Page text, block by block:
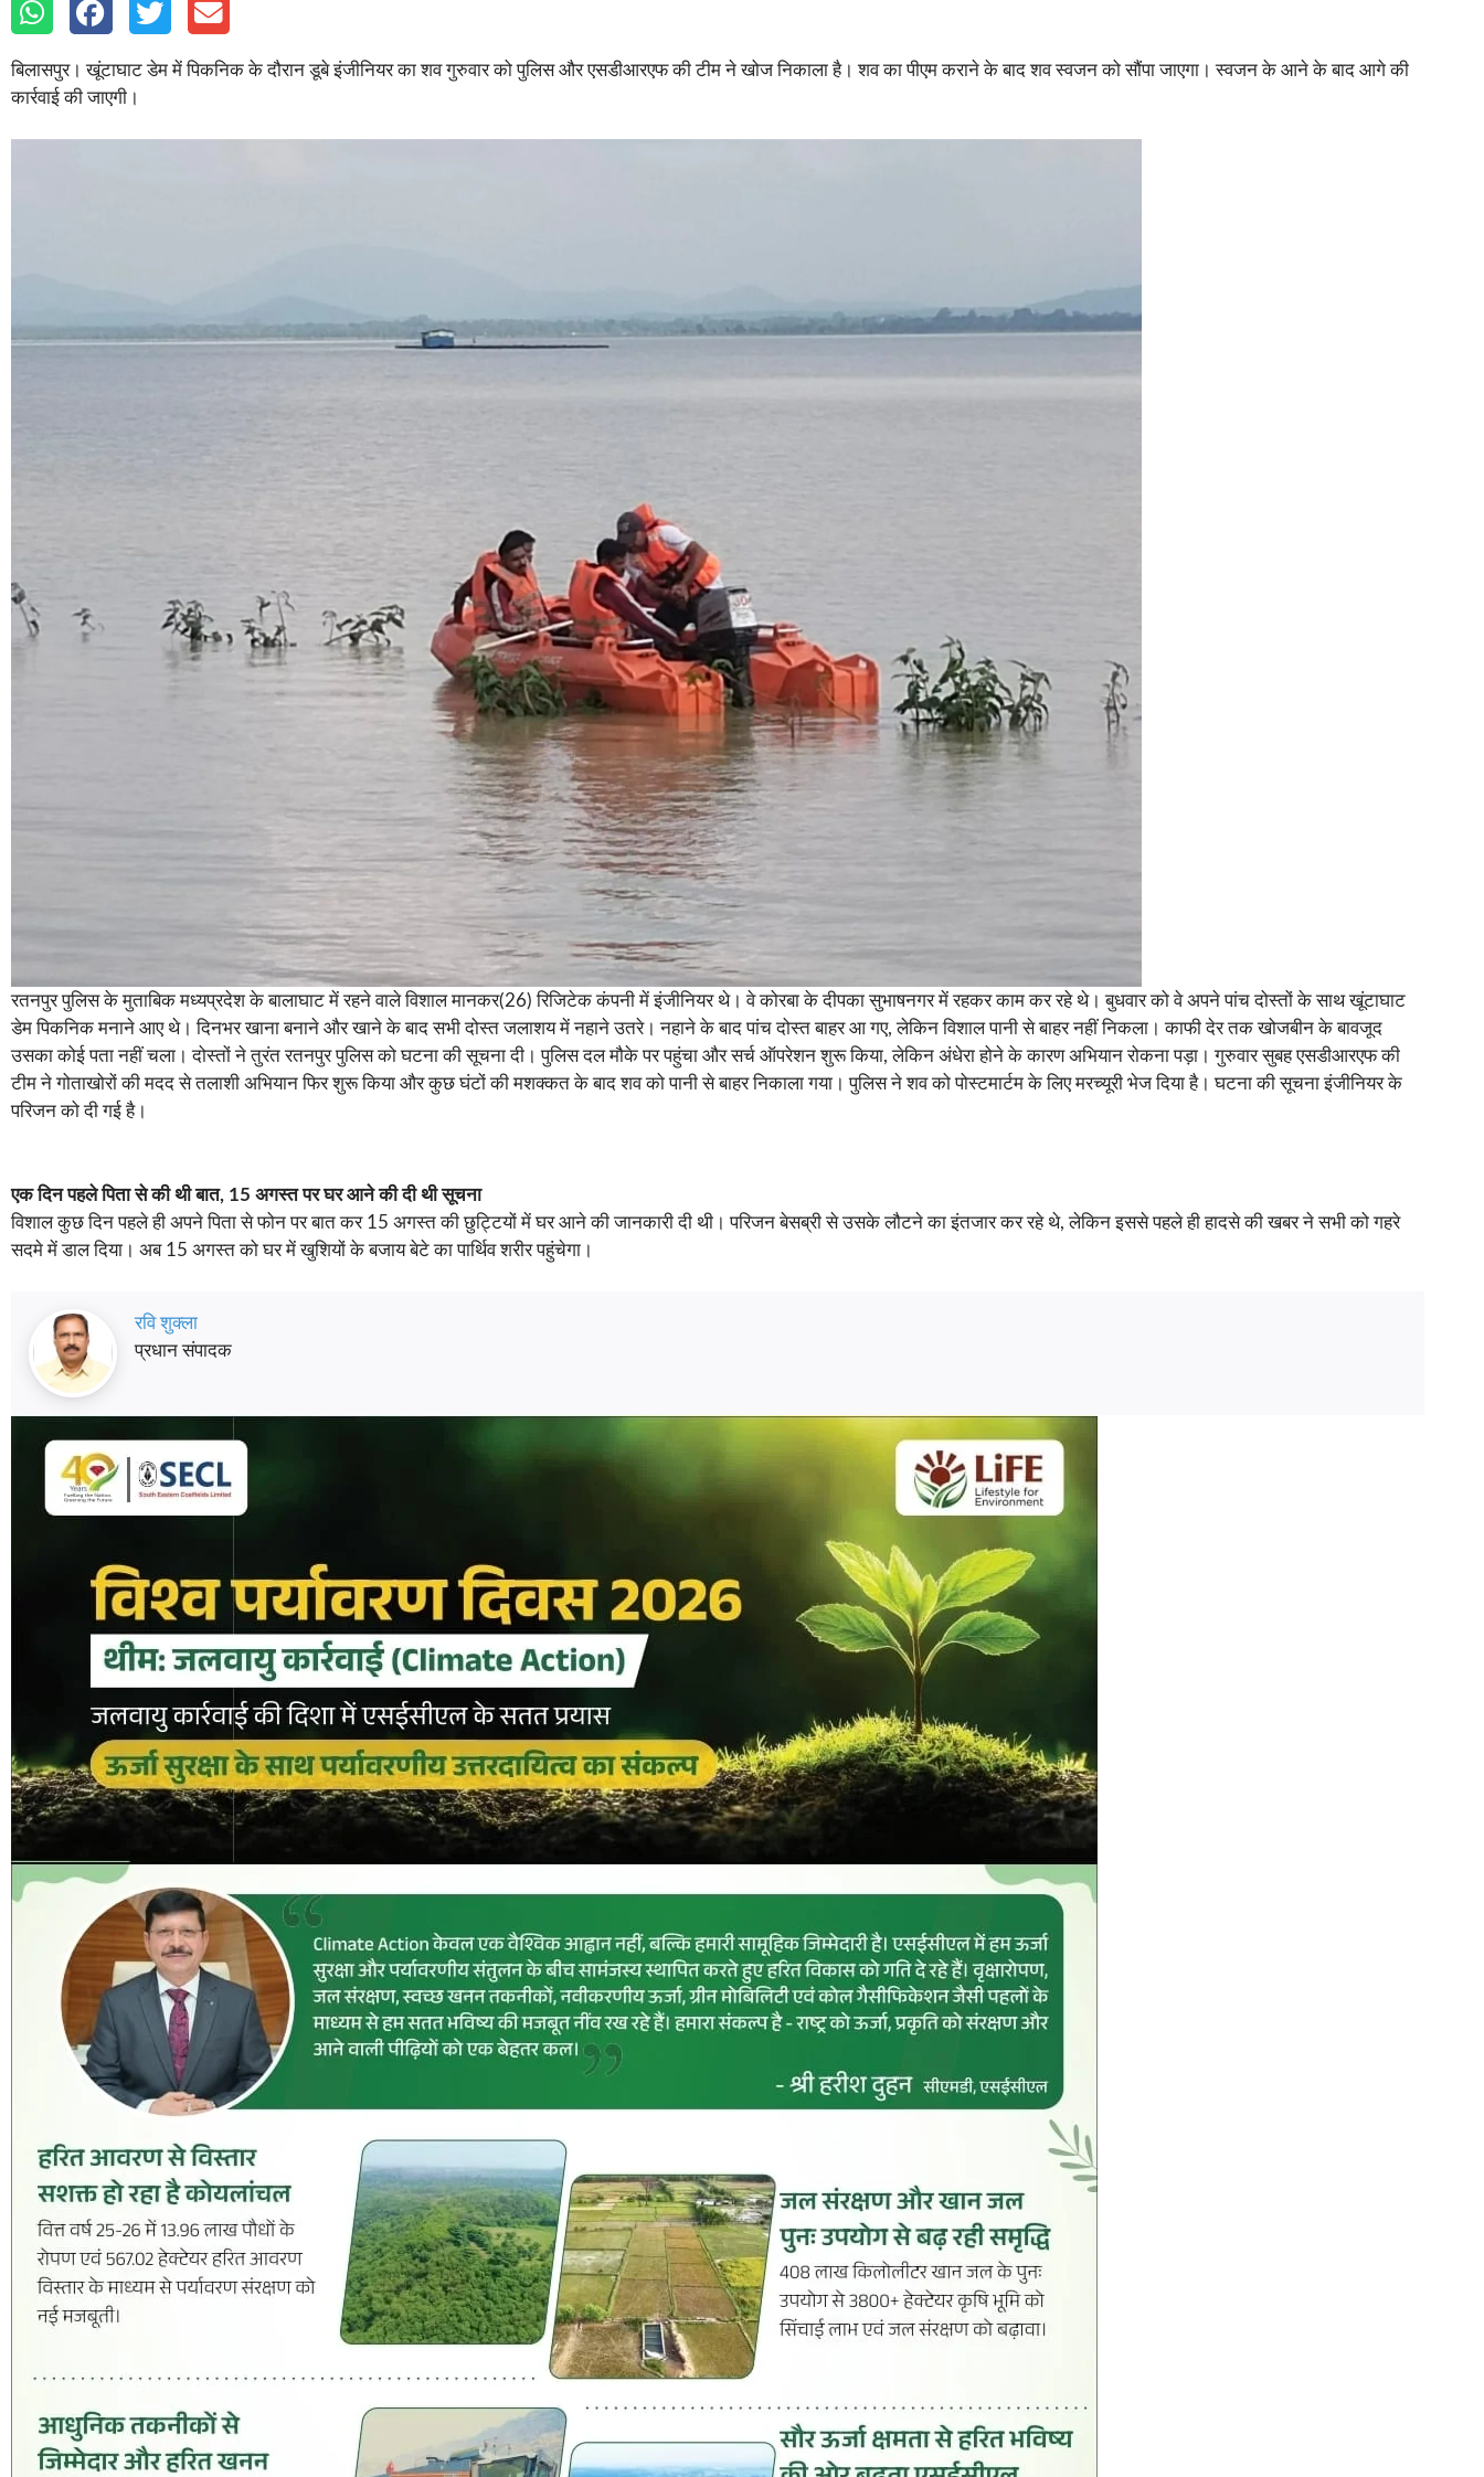
बिलासपुर। खूंटाघाट डेम में पिकनिक के दौरान डूबे इंजीनियर का शव गुरुवार को पुलिस और एसडीआरएफ की टीम ने खोज निकाला है। शव का पीएम कराने के बाद शव स्वजन को सौंपा जाएगा। स्वजन के आने के बाद आगे की
कार्रवाई की जाएगी।
रतनपुर पुलिस के मुताबिक मध्यप्रदेश के बालाघाट में रहने वाले विशाल मानकर(26) रिजिटेक कंपनी में इंजीनियर थे। वे कोरबा के दीपका सुभाषनगर में रहकर काम कर रहे थे। बुधवार को वे अपने पांच दोस्तों के साथ खूंटाघाट
डेम पिकनिक मनाने आए थे। दिनभर खाना बनाने और खाने के बाद सभी दोस्त जलाशय में नहाने उतरे। नहाने के बाद पांच दोस्त बाहर आ गए, लेकिन विशाल पानी से बाहर नहीं निकला। काफी देर तक खोजबीन के बावजूद
उसका कोई पता नहीं चला। दोस्तों ने तुरंत रतनपुर पुलिस को घटना की सूचना दी। पुलिस दल मौके पर पहुंचा और सर्च ऑपरेशन शुरू किया, लेकिन अंधेरा होने के कारण अभियान रोकना पड़ा। गुरुवार सुबह एसडीआरएफ की
टीम ने गोताखोरों की मदद से तलाशी अभियान फिर शुरू किया और कुछ घंटों की मशक्कत के बाद शव को पानी से बाहर निकाला गया। पुलिस ने शव को पोस्टमार्टम के लिए मरच्यूरी भेज दिया है। घटना की सूचना इंजीनियर के
परिजन को दी गई है।
एक दिन पहले पिता से की थी बात, 15 अगस्त पर घर आने की दी थी सूचना
विशाल कुछ दिन पहले ही अपने पिता से फोन पर बात कर 15 अगस्त की छुट्टियों में घर आने की जानकारी दी थी। परिजन बेसब्री से उसके लौटने का इंतजार कर रहे थे, लेकिन इससे पहले ही हादसे की खबर ने सभी को गहरे
सदमे में डाल दिया। अब 15 अगस्त को घर में खुशियों के बजाय बेटे का पार्थिव शरीर पहुंचेगा।
रवि शुक्ला
प्रधान संपादक